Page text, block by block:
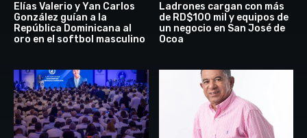
Elías Valerio y Yan Carlos
González guían a la
República Dominicana al
oro en el softbol masculino
Ladrones cargan con más
de RD$100 mil y equipos de
un negocio en San José de
Ocoa